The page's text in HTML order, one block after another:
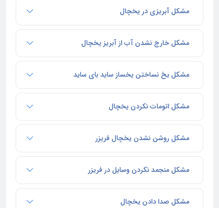
مشکل آبریزی در یخچال
مشکل خارج نشدن آب از آبریز یخچال
مشکل یخ نساختن یخساز ساید بای ساید
مشکل اتومات نکردن یخچال
مشکل روشن نشدن یخچال فریزر
مشکل منجمد نکردن وسایل در فریزر
مشکل صدا دادن یخچال